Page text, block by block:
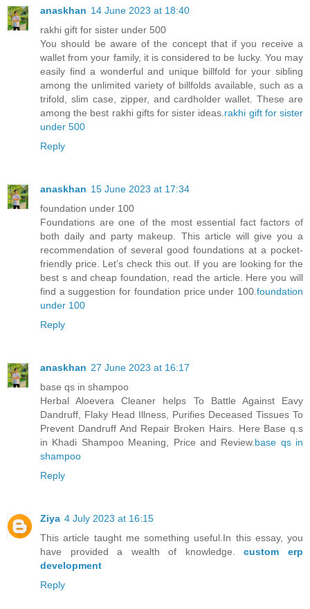
anaskhan 14 June 2023 at 18:40
rakhi gift for sister under 500
You should be aware of the concept that if you receive a
wallet from your family, it is considered to be lucky. You may
easily find a wonderful and unique billfold for your sibling
among the unlimited variety of billfolds available, such as a
trifold, slim case, zipper, and cardholder wallet. These are
among the best rakhi gifts for sister ideas. rakhi gift for sister
under 500
Reply
anaskhan 15 June 2023 at 17:34
foundation under 100
Foundations are one of the most essential fact factors of
both daily and party makeup. This article will give you a
recommendation of several good foundations at a pocket-
friendly price. Let’s check this out. If you are looking for the
best s and cheap foundation, read the article. Here you will
find a suggestion for foundation price under 100. foundation
under 100
Reply
anaskhan 27 June 2023 at 16:17
base qs in shampoo
Herbal Aloevera Cleaner helps To Battle Against Eavy
Dandruff, Flaky Head Illness, Purifies Deceased Tissues To
Prevent Dandruff And Repair Broken Hairs. Here Base q.s
in Khadi Shampoo Meaning, Price and Review. base qs in
shampoo
Reply
Ziya 4 July 2023 at 16:15
This article taught me something useful.In this essay, you
have provided a wealth of knowledge.custom erp
development
Reply